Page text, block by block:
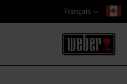
Français